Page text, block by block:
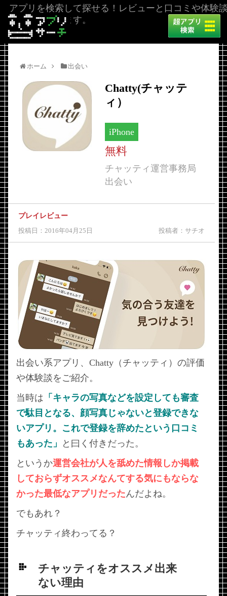
アプリを検索して探せる！レビューと口コミや体験
を掲載しています。
ホーム 出会い
Chatty(チャッテ
ィ）
iPhone
無料
チャッティ運営事務局
出会い
プレイレビュー
投稿日：2016年04月25日 投稿者：サチオ
出会い系アプリ、Chatty（チャッティ）の評価
や体験談をご紹介。
当時は 「キャラの写真などを設定しても審査
で駄目となる、顔写真じゃないと登録できな
いアプリ。これで登録を辞めたという口コミ
もあった」
と曰く付きだった。
というか運営会社が人を舐めた情報しか掲載
しておらずオススメなんてする気にもならな
かった最低なアプリだったんだよね。
でもあれ？
チャッティ終わってる？
チャッティをオススメ出来
ない理由